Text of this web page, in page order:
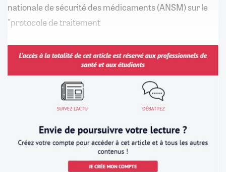
nationale de sécurité des médicaments (ANSM) sur le
"protocole de traitement